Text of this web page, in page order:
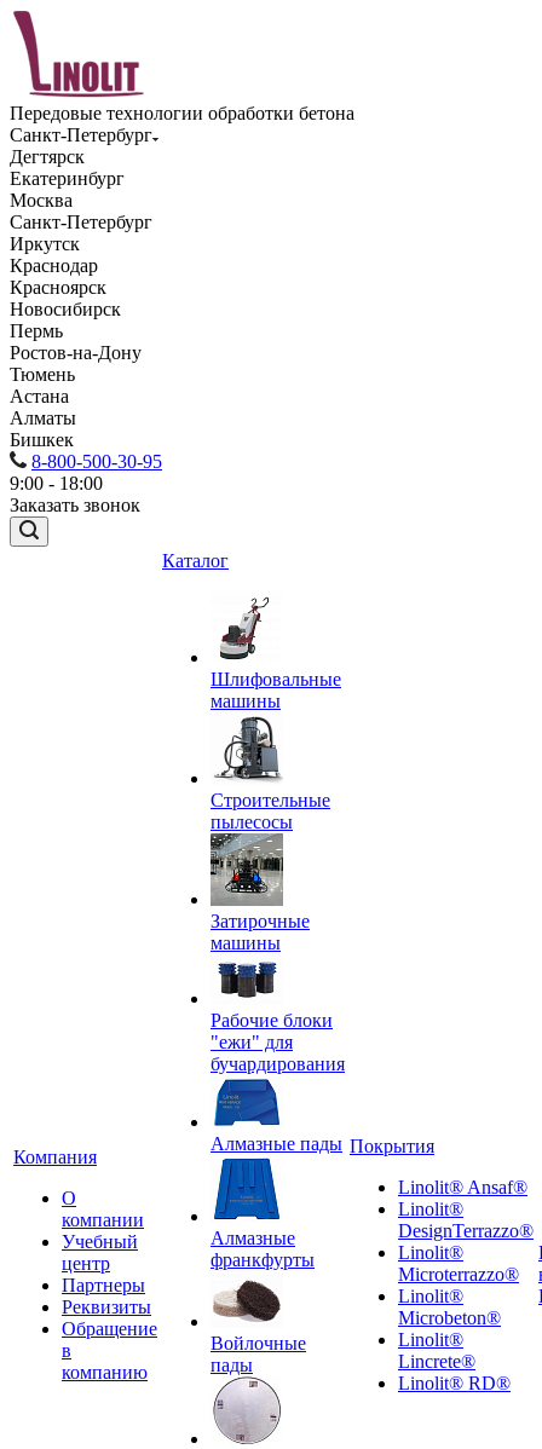
Передовые технологии обработки бетона
Санкт-Петербург
Дегтярск
Екатеринбург
Москва
Санкт-Петербург
Иркутск
Краснодар
Красноярск
Новосибирск
Пермь
Ростов-на-Дону
Тюмень
Астана
Алматы
Бишкек
8-800-500-30-95
9:00 - 18:00
Заказать звонок
Компания
О
компании
Учебный
центр
Партнеры
Реквизиты
Обращение
в
компанию
Каталог
Шлифовальные
машины
Строительные
пылесосы
Затирочные
машины
Рабочие блоки
"ежи" для
бучардирования
Алмазные пады
Алмазные
франкфурты
Войлочные
пады
Покрытия
Linolit® Ansaf®
Linolit®
DesignTerrazzo®
Linolit®
Microterrazzo®
Linolit®
Microbeton®
Linolit®
Lincrete®
Linolit® RD®